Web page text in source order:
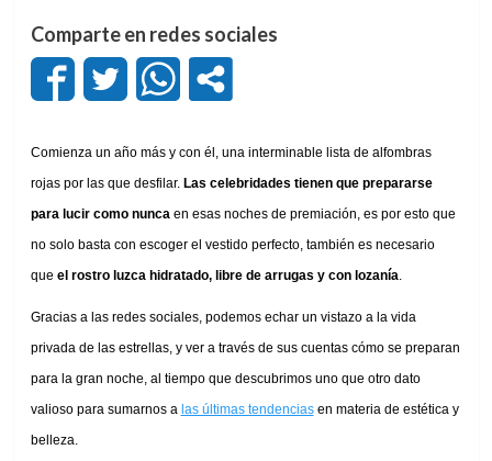
Comparte en redes sociales
Comienza un año más y con él, una interminable lista de alfombras
rojas por las que desfilar. Las celebridades tienen que prepararse
para lucir como nunca en esas noches de premiación, es por esto que
no solo basta con escoger el vestido perfecto, también es necesario
que el rostro luzca hidratado, libre de arrugas y con lozanía
Gracias a las redes sociales, podemos echar un vistazo a la vida
privada de las estrellas, y ver a través de sus cuentas cómo se preparan
para la gran noche, al tiempo que descubrimos uno que otro dato
valioso para sumarnos a las últimas tendencias en materia de estética y
belleza.